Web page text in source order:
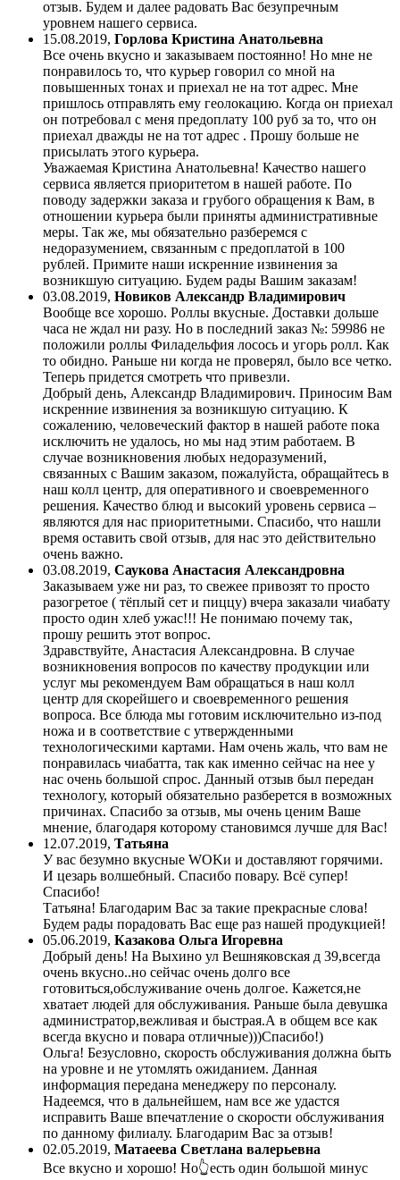
отзыв. Будем и далее радовать Вас безупречным
уровнем нашего сервиса.
15.08.2019, Горлова Кристина Анатольевна
Все очень вкусно и заказываем постоянно! Но мне не
понравилось то, что курьер говорил со мной на
повышенных тонах и приехал не на тот адрес. Мне
пришлось отправлять ему геолокацию. Когда он приехал
он потребовал с меня предоплату 100 руб за то, что он
приехал дважды не на тот адрес . Прошу больше не
присылать этого курьера.
Уважаемая Кристина Анатольевна! Качество нашего
сервиса является приоритетом в нашей работе. По
поводу задержки заказа и грубого обращения к Вам, в
отношении курьера были приняты административные
меры. Так же, мы обязательно разберемся с
недоразумением, связанным с предоплатой в 100
рублей. Примите наши искренние извинения за
возникшую ситуацию. Будем рады Вашим заказам!
03.08.2019, Новиков Александр Владимирович
Вообще все хорошо. Роллы вкусные. Доставки дольше
часа не ждал ни разу. Но в последний заказ №: 59986 не
положили роллы Филадельфия лосось и угорь ролл. Как
то обидно. Раньше ни когда не проверял, было все четко.
Теперь придется смотреть что привезли.
Добрый день, Александр Владимирович. Приносим Вам
искренние извинения за возникшую ситуацию. К
сожалению, человеческий фактор в нашей работе пока
исключить не удалось, но мы над этим работаем. В
случае возникновения любых недоразумений,
связанных с Вашим заказом, пожалуйста, обращайтесь в
наш колл центр, для оперативного и своевременного
решения. Качество блюд и высокий уровень сервиса –
являются для нас приоритетными. Спасибо, что нашли
время оставить свой отзыв, для нас это действительно
очень важно.
03.08.2019, Саукова Анастасия Александровна
Заказываем уже ни раз, то свежее привозят то просто
разогретое ( тёплый сет и пиццу) вчера заказали чиабату
просто один хлеб ужас!!! Не понимаю почему так,
прошу решить этот вопрос.
Здравствуйте, Анастасия Александровна. В случае
возникновения вопросов по качеству продукции или
услуг мы рекомендуем Вам обращаться в наш колл
центр для скорейшего и своевременного решения
вопроса. Все блюда мы готовим исключительно из-под
ножа и в соответствие с утвержденными
технологическими картами. Нам очень жаль, что вам не
понравилась чиабатта, так как именно сейчас на нее у
нас очень большой спрос. Данный отзыв был передан
технологу, который обязательно разберется в возможных
причинах. Спасибо за отзыв, мы очень ценим Ваше
мнение, благодаря которому становимся лучше для Вас!
12.07.2019, Татьяна
У вас безумно вкусные WOKи и доставляют горячими.
И цезарь волшебный. Спасибо повару. Всё супер!
Спасибо!
Татьяна! Благодарим Вас за такие прекрасные слова!
Будем рады порадовать Вас еще раз нашей продукцией!
05.06.2019, Казакова Ольга Игоревна
Добрый день! На Выхино ул Вешняковская д 39,всегда
очень вкусно..но сейчас очень долго все
готовиться,обслуживание очень долгое. Кажется,не
хватает людей для обслуживания. Раньше была девушка
администратор,вежливая и быстрая.А в общем все как
всегда вкусно и повара отличные)))Спасибо!)
Ольга! Безусловно, скорость обслуживания должна быть
на уровне и не утомлять ожиданием. Данная
информация передана менеджеру по персоналу.
Надеемся, что в дальнейшем, нам все же удастся
исправить Ваше впечатление о скорости обслуживания
по данному филиалу. Благодарим Вас за отзыв!
02.05.2019, Матаеева Светлана валерьевна
Все вкусно и хорошо! Но👆есть один большой минус